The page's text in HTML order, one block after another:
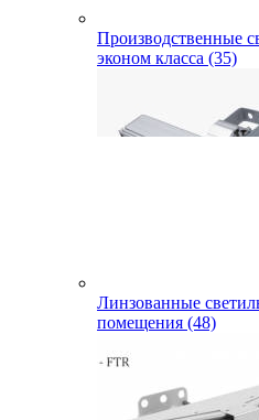
Производственные
эконом класса (35)
Линзованные
помещения (48)